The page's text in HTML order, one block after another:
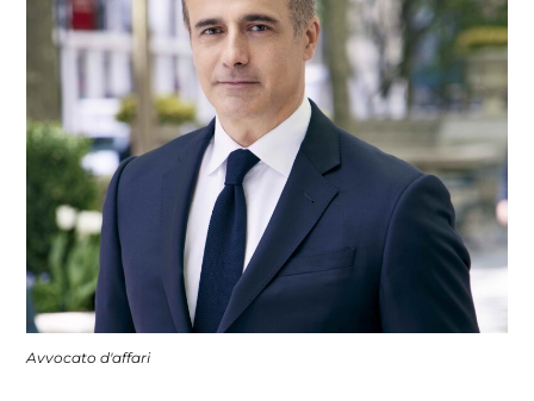
Avvocato d'affari